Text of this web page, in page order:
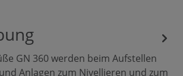
GN 360 werden beim Aufstellen
Anlagen zum Nivellieren und zum